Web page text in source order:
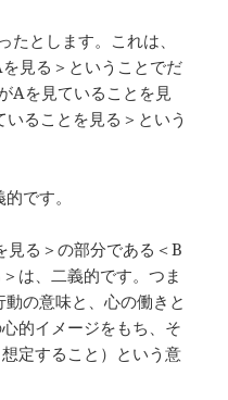
とします。これは、
見る＞ということでだ
Aを見ていることを見
ることを見る＞という
です。
見る＞の部分である＜B
は、二義的です。つま
の意味と、心の働きと
的イメージをもち、そ
定すること）という意